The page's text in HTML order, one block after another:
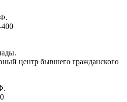
центр бывшего гражданского